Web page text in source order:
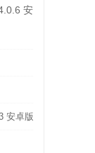
安卓最新版
安卓版